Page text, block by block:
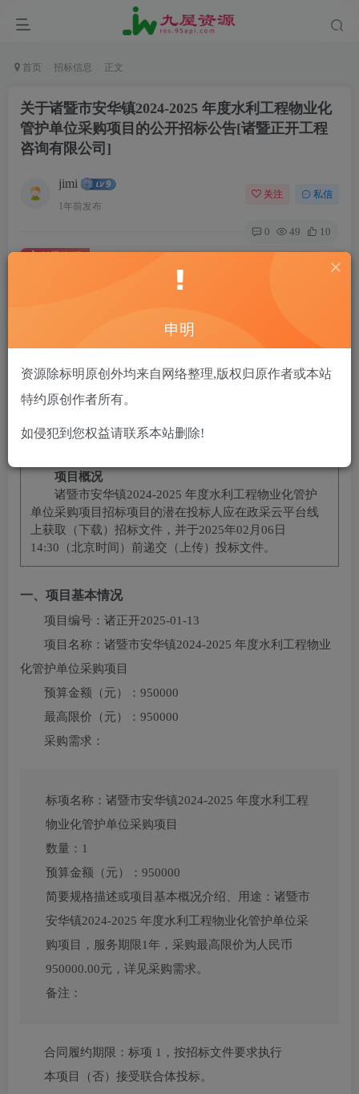
首页 招标信息 正文
关于诸暨市安华镇2024-2025 年度水利工程物业化
管护单位采购项目的公开招标公告[诸暨正开工程
咨询有限公司]
jimi
1年前发布
关注 私信
0 49 10
￥ 20
付费资源
项目概况
诸暨市安华镇2024-2025 年度水利工程物业化管护
单位采购项目 招标项目的潜在投标人应在政采云平台线
上获取
（下载）招标文件，并于2025年02月06日
14:30 （北京时间）前递交（上传）投标文件。
一、项目基本情况
项目编号： 诸正开2025-01-13
项目名称： 诸暨市安华镇2024-2025 年度水利工程物业
化管护单位采购项目
预算金额（元）： 950000
最高限价（元）： 950000
采购需求：
标项名称： 诸暨市安华镇2024-2025 年度水利工程
物业化管护单位采购项目
数量： 1
预算金额（元）： 950000
简要规格描述或项目基本概况介绍、用途： 诸暨市
安华镇2024-2025 年度水利工程物业化管护单位采
购项目，服务期限1年，采购最高限价为人民币
950000.00元，详见采购需求。
备注：
合同履约期限： 标项 1，按招标文件要求执行
本项目（否）接受联合体投标。
申明
资源除标明原创外均来自网络整理,版权归原作者或本站
特约原创作者所有。
如侵犯到您权益请联系本站删除!